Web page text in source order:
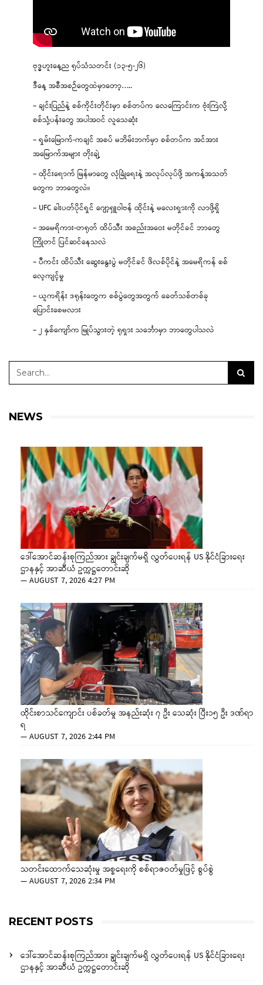
ဗုဒ္ဓဟူးနေ့ည ရုပ်သံသတင်း (၁၃-၅-၂၆)
ဒီနေ့ အစီအစဉ်တွေထဲမှာတော့…..
– ချင်းပြည်နဲ့ စစ်ကိုင်းတိုင်းမှာ စစ်တပ်က လေကြောင်းက ဗုံးကြဲလို့
စစ်သုံ့ပန်းတွေ အပါအဝင် လူသေဆုံး
– ရှမ်းမြောက်-ကချင် အစပ် မဘိမ်းဘက်မှာ စစ်တပ်က အင်အား
အမြောက်အများ တိုးချဲ့
– ထိုင်းရောက် မြန်မာတွေ လုံခြုံရေးနဲ့ အလုပ်လုပ်ဖို့ အကန့်အသတ်
တွေက ဘာတွေလဲ။
– UFC ခါးပတ်ပိုင်ရှင် ဂျော့ရှူဝါဗန် ထိုင်းနဲ့ မလေးရှားကို လာဖို့ရှိ
– အမေရိကား-တရုတ် ထိပ်သီး အစည်းအဝေး မတိုင်ခင် ဘာတွေ
ကြိုတင် ပြင်ဆင်နေသလဲ
– ပီကင်း ထိပ်သီး ဆွေးနွေးပွဲ မတိုင်ခင် ဖိလစ်ပိုင်နဲ့ အမေရိကန် စစ်
လေ့ကျင့်မှု
– ယူကရိန်း ဒရုန်းတွေက စစ်ပွဲတွေအတွက် ခေတ်သစ်တစ်ခု
ပြောင်းစေမလား
– ၂ နှစ်ကျော်က မြုပ်သွားတဲ့ ရုရှား သင်္ဘောမှာ ဘာတွေပါသလဲ
NEWS
ဒေါ်အောင်ဆန်းစုကြည်အား ချွင်းချက်မရှိ လွှတ်ပေးရန် US နိုင်ငံခြားရေး
ဌာနနှင့် အာဆီယံ ဥက္ကဋ္ဌတောင်းဆို
—AUGUST 7, 2026 4:27 PM
ထိုင်းစာသင်ကျောင်း ပစ်ခတ်မှု အနည်းဆုံး ၇ ဦး သေဆုံး ပြီး၁၅ ဦး ဒဏ်ရာ
ရ
—AUGUST 7, 2026 2:44 PM
သတင်းထောက်သေဆုံးမှု အစ္စရေးကို စစ်ရာဇဝတ်မှုဖြင့် စွပ်စွဲ
—AUGUST 7, 2026 2:34 PM
RECENT POSTS
ဒေါ်အောင်ဆန်းစုကြည်အား ချွင်းချက်မရှိ လွှတ်ပေးရန် US နိုင်ငံခြားရေး
ဌာနနှင့် အာဆီယံ ဥက္ကဋ္ဌတောင်းဆို